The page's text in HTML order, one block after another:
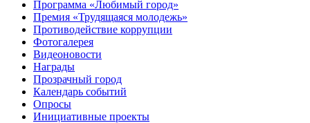
Программа «Любимый город»
Премия «Трудящаяся молодежь»
Противодействие коррупции
Фотогалерея
Видеоновости
Награды
Прозрачный город
Календарь событий
Опросы
Инициативные проекты